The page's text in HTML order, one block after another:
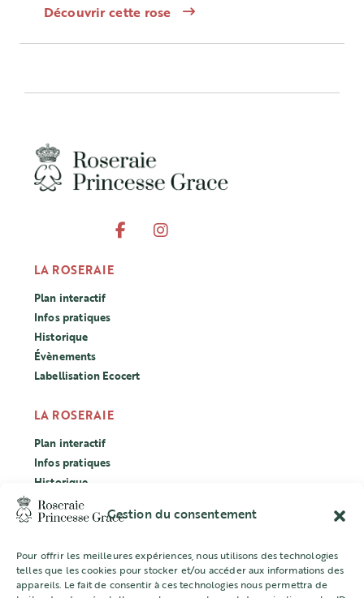
Gestion du consentement
Pour offrir les meilleures expériences, nous utilisons des technologies
telles que les cookies pour stocker et/ou accéder aux informations des
appareils. Le fait de consentir à ces technologies nous permettra de
aux maladies.
Découvrir cette rose
LA ROSERAIE
Plan interactif
Infos pratiques
Historique
Évènements
Labellisation Ecocert
LA ROSERAIE
Plan interactif
Infos pratiques
Historique
Évènements
Labellisation Ecocert
CONCOURS
L’ASSOCIATION